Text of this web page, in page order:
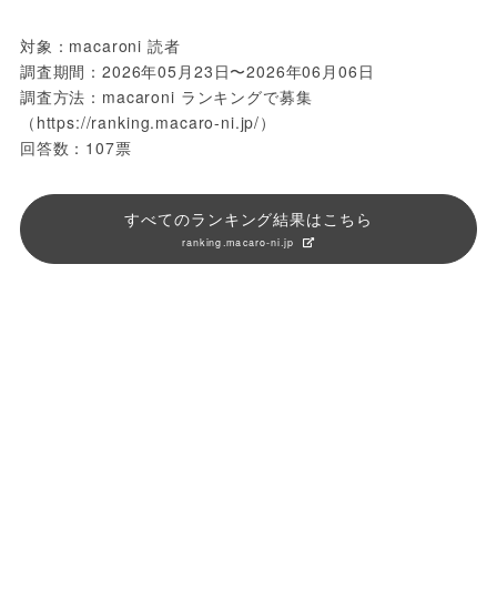
対象：macaroni 読者
調査期間：2026年05月23日〜2026年06月06日
調査方法：macaroni ランキングで募集
（https://ranking.macaro-ni.jp/）
回答数：107票
すべてのランキング結果はこちら
ranking.macaro-ni.jp